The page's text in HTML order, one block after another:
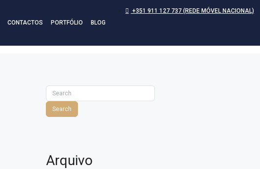
CONTACTOS PORTFÓLIO BLOG
+351 911 127 737 (REDE MÓVEL NACIONAL)
Search
Arquivo